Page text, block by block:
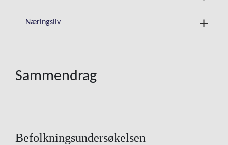
Næringsliv
Sammendrag
Befolkningsundersøkelsen